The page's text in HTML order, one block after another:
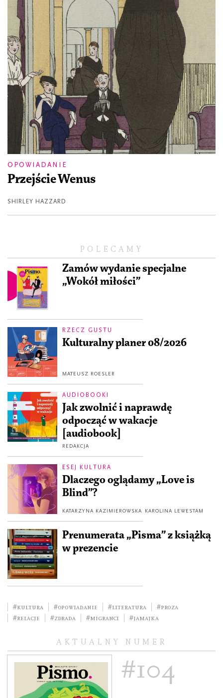
POLECAMY
Zamów wydanie specjalne
„Wokół miłości”
RZECZ GUSTU
Kulturalny planer 08/2026
MATEUSZ ROESLER
AUDIOBOOKI
Jak zwolnić i naprawdę
odpocząć w wakacje
[audiobook]
REDAKCJA
ESEJ KULTURA
Dlaczego oglądamy „Love is
Blind”?
KATARZYNA KAZIMIEROWSKA KAROLINA LEWESTAM
Prenumerata „Pisma” z książką
w prezencie
#kultura #opowiadanie #literatura
#Proza
#relacje
#zdrada #migranci #Jamajka
AKTUALNY NUMER
#104
OPOWIADANIE
Przejście Wenus
SHIRLEY HAZZARD